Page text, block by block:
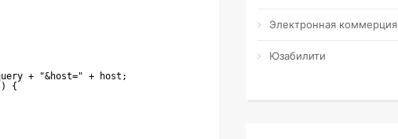
+ "&host=" + host;
{
Электронная коммерция
Юзабилити